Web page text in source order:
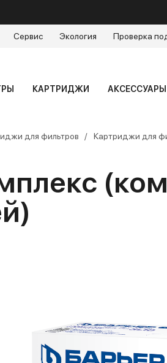
Сервис Экология Проверка
КАРТРИДЖИ АКСЕССУАРЫ
для фильтров Картриджи для